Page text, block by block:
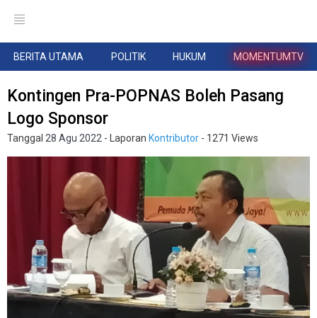
BERITA UTAMA POLITIK HUKUM MOMENTUMTV
Kontingen Pra-POPNAS Boleh Pasang
Logo Sponsor
Tanggal 28 Agu 2022 - Laporan Kontributor - 1271 Views